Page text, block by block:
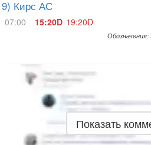
9) Кирс АС
07:00 15:20D 19:20D
Показать